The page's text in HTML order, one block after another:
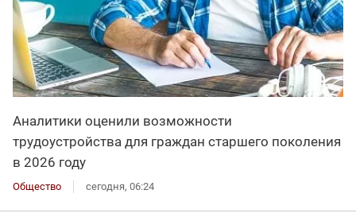
Аналитики оценили возможности
трудоустройства для граждан старшего поколения
в 2026 году
Общество сегодня, 06:24